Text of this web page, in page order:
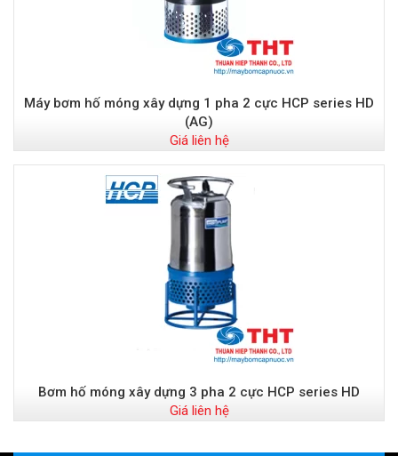
Máy bơm hố móng xây dựng 1 pha 2 cực HCP series HD
(AG)
Giá liên hệ
Bơm hố móng xây dựng 3 pha 2 cực HCP series HD
Giá liên hệ